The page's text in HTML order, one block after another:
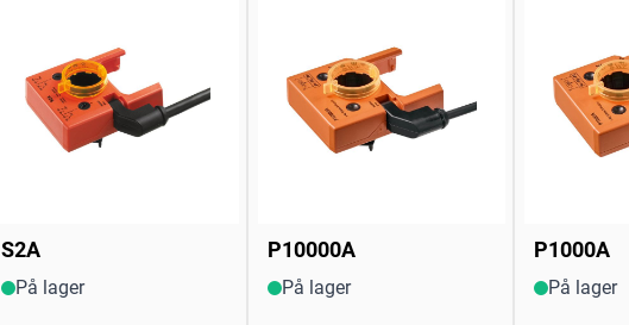
S2A
På lager
P10000A
På lager
P1000A
På lager